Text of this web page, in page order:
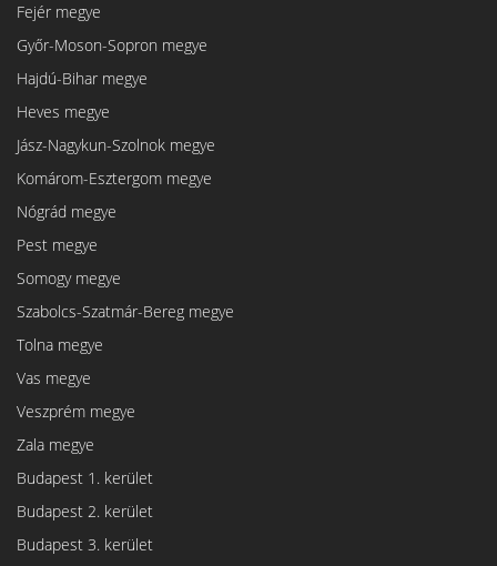
Fejér megye
Győr-Moson-Sopron megye
Hajdú-Bihar megye
Heves megye
Jász-Nagykun-Szolnok megye
Komárom-Esztergom megye
Nógrád megye
Pest megye
Somogy megye
Szabolcs-Szatmár-Bereg megye
Tolna megye
Vas megye
Veszprém megye
Zala megye
Budapest 1. kerület
Budapest 2. kerület
Budapest 3. kerület